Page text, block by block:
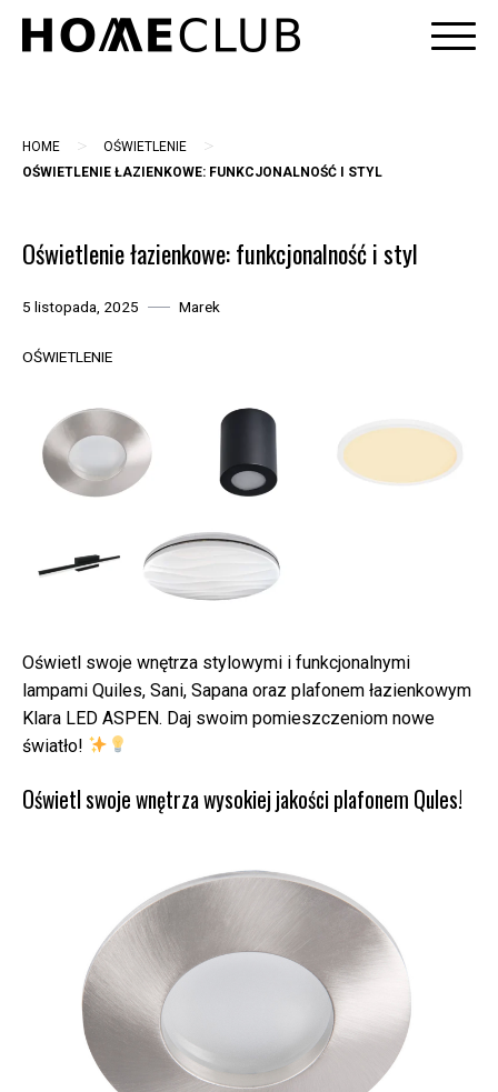
Skip
HOME > OŚWIETLENIE >
OŚWIETLENIE ŁAZIENKOWE: FUNKCJONALNOŚĆ I STYL
Oświetlenie łazienkowe: funkcjonalność i styl
5 listopada, 2025 Marek
OŚWIETLENIE
Oświetl swoje wnętrza stylowymi i funkcjonalnymi
lampami Quiles, Sani, Sapana oraz plafonem łazienkowym
Klara LED ASPEN. Daj swoim pomieszczeniom nowe
światło!
Oświetl swoje wnętrza wysokiej jakości plafonem Qules!